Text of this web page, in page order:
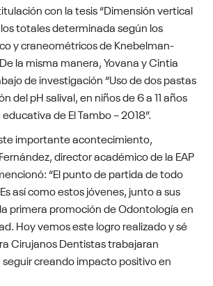
con la tesis “Dimensión vertical
totales determinada según los
y craneométricos de Knebelman-
la misma manera, Yovana y Cintia
de investigación “Uso de dos pastas
del pH salival, en niños de 6 a 11 años
de El Tambo – 2018”.
importante acontecimiento,
director académico de la EAP
“El punto de partida de todo
así como estos jóvenes, junto a sus
primera promoción de Odontología en
Hoy vemos este logro realizado y sé
Cirujanos Dentistas trabajaran
creando impacto positivo en